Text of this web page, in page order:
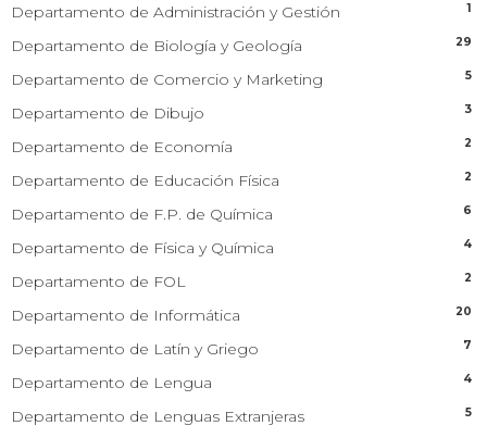
Departamento de Administración y Gestión 1
Departamento de Biología y Geología 29
Departamento de Comercio y Marketing 5
Departamento de Dibujo 3
Departamento de Economía 2
Departamento de Educación Física 2
Departamento de F.P. de Química 6
Departamento de Física y Química 4
Departamento de FOL 2
Departamento de Informática 20
Departamento de Latín y Griego 7
Departamento de Lengua 4
Departamento de Lenguas Extranjeras 5